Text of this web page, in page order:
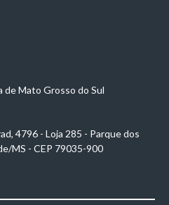
de Mato Grosso do Sul
4796 - Loja 285 - Parque dos
MS - CEP 79035-900